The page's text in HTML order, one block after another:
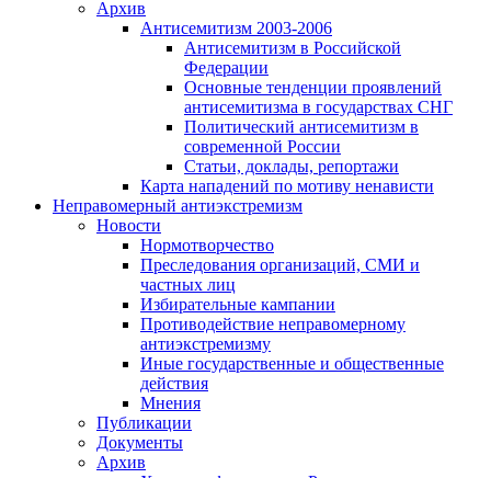
Архив
Антисемитизм 2003-2006
Антисемитизм в Российской
Федерации
Основные тенденции проявлений
антисемитизма в государствах СНГ
Политический антисемитизм в
современной России
Статьи, доклады, репортажи
Карта нападений по мотиву ненависти
Неправомерный антиэкстремизм
Новости
Нормотворчество
Преследования организаций, СМИ и
частных лиц
Избирательные кампании
Противодействие неправомерному
антиэкстремизму
Иные государственные и общественные
действия
Мнения
Публикации
Документы
Архив